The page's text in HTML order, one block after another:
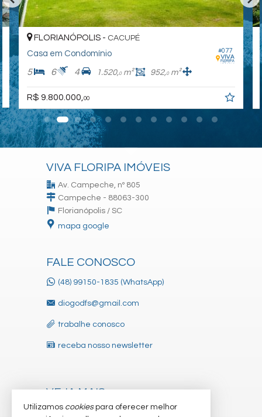
#077
FLORIANÓPOLIS - CACUPÉ
Casa em Condomínio
5 6 4 1.520,0m² 952,0m²
R$ 9.800.000, 00
VIVA FLORIPA IMÓVEIS
Av. Campeche, nº 805
Campeche - 88063-300
Florianópolis / SC
mapa google
FALE CONOSCO
(48) 99150-1835 (WhatsApp)
diogodfs@gmail.com
trabalhe conosco
receba nosso newsletter
VEJA MAIS
indicadores financeiros
Utilizamos cookiespara oferecer melhor